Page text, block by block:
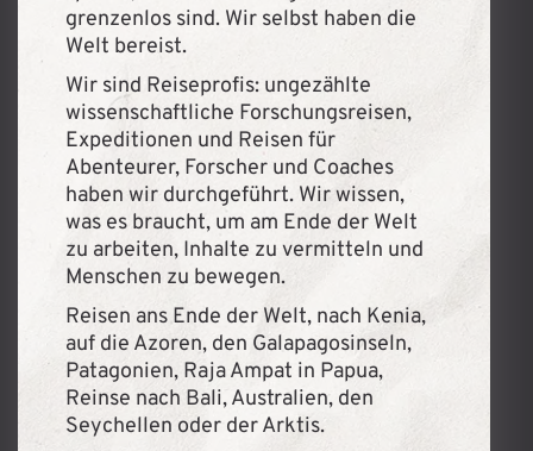
grenzenlos sind. Wir selbst haben die
Welt bereist.
Wir sind Reiseprofis: ungezählte
wissenschaftliche Forschungsreisen,
Expeditionen und Reisen für
Abenteurer, Forscher und Coaches
haben wir durchgeführt. Wir wissen,
was es braucht, um am Ende der Welt
zu arbeiten, Inhalte zu vermitteln und
Menschen zu bewegen.
Reisen ans Ende der Welt, nach Kenia,
auf die Azoren, den Galapagosinseln,
Patagonien, Raja Ampat in Papua,
Reinse nach Bali, Australien, den
Seychellen oder der Arktis.